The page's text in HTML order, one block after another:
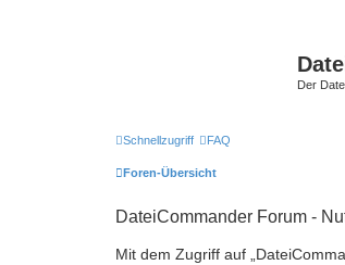
Der
Schnellzugriff FAQ
Foren-Übersicht
DateiCommander Forum -
Mit dem Zugriff auf